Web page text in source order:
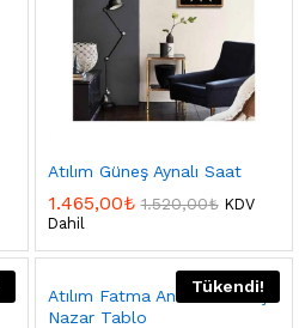
Atılım Güneş Aynalı Saat
1.465,00₺ 1.520,00₺ KDV
Dahil
Tükendi!
Atılım Fatma Ana Eli-Güneş-
Nazar Tablo